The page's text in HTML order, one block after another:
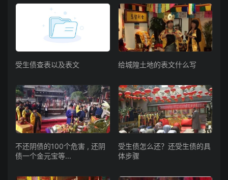
受生债查表以及表文 给城隍土地的表文什么写
不还阴债的100个危害 , 还阴
债一个金元宝等...
受生债怎么还？还受生债的具
体步骤